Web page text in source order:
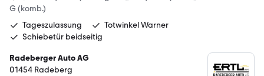
G (komb.)
Tageszulassung
Totwinkel Warner
Schiebetür beidseitig
Radeberger Auto AG
01454 Radeberg